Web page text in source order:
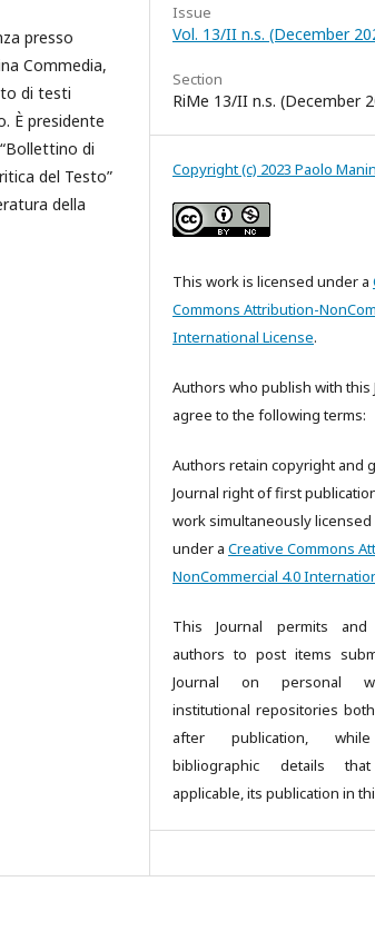
presso
Commedia,
di testi
È presidente
di
del Testo”
della
Issue
Vol. 13/II n.s. (December
Section
RiMe 13/II n.s. (December
Copyright (c) 2023 Paolo
This work is licensed under a
Commons Attribution-
International License.
Authors who publish with this
agree to the following terms:
Authors retain copyright and
Journal right of first
work simultaneously licensed
under a Creative Commons
NonCommercial 4.0
This Journal permits and
authors to post items
Journal on personal
institutional repositories
after publication,
bibliographic details
applicable, its publication in